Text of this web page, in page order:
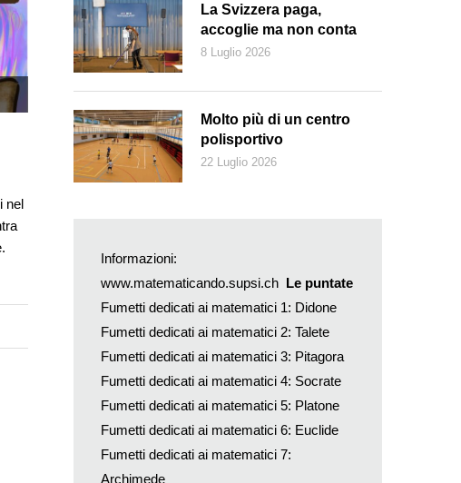
nel
La Svizzera paga,
accoglie ma non conta
8 Luglio 2026
Molto più di un centro
polisportivo
22 Luglio 2026
Informazioni:
www.matematicando.supsi.ch Le puntate
Fumetti dedicati ai matematici 1: Didone
Fumetti dedicati ai matematici 2: Talete
Fumetti dedicati ai matematici 3: Pitagora
Fumetti dedicati ai matematici 4: Socrate
Fumetti dedicati ai matematici 5: Platone
Fumetti dedicati ai matematici 6: Euclide
Fumetti dedicati ai matematici 7:
Archimede